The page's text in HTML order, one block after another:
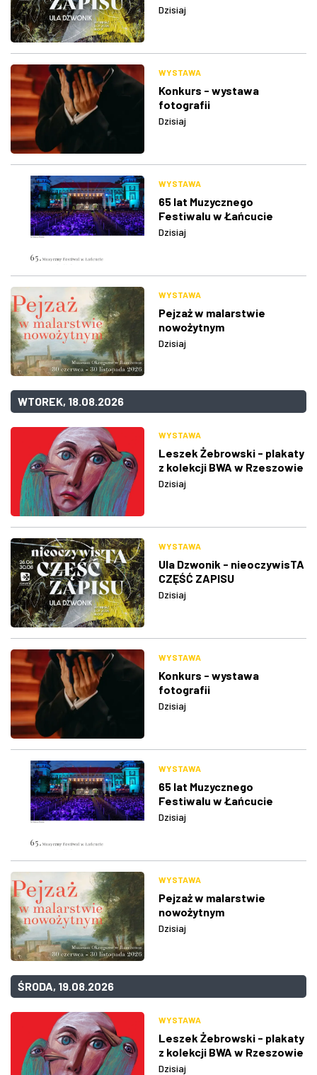
Dzisiaj
WYSTAWA
Konkurs - wystawa
fotografii
Dzisiaj
WYSTAWA
65 lat Muzycznego
Festiwalu w Łańcucie
Dzisiaj
WYSTAWA
Pejzaż w malarstwie
nowożytnym
Dzisiaj
WTOREK, 18.08.2026
WYSTAWA
Leszek Żebrowski - plakaty
z kolekcji BWA w Rzeszowie
Dzisiaj
WYSTAWA
Ula Dzwonik - nieoczywisTA
CZĘŚĆ ZAPISU
Dzisiaj
WYSTAWA
Konkurs - wystawa
fotografii
Dzisiaj
WYSTAWA
65 lat Muzycznego
Festiwalu w Łańcucie
Dzisiaj
WYSTAWA
Pejzaż w malarstwie
nowożytnym
Dzisiaj
ŚRODA, 19.08.2026
WYSTAWA
Leszek Żebrowski - plakaty
z kolekcji BWA w Rzeszowie
Dzisiaj